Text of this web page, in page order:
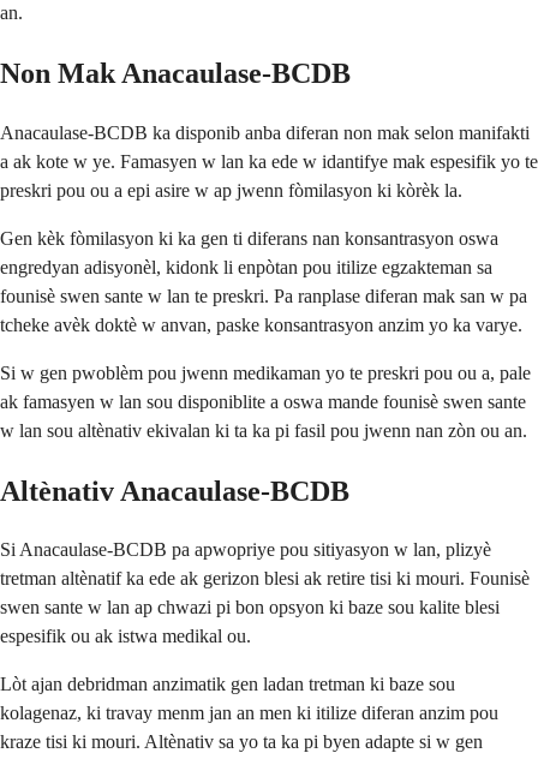
an.
Non Mak Anacaulase-BCDB
Anacaulase-BCDB ka disponib anba diferan non mak selon manifakti
a ak kote w ye. Famasyen w lan ka ede w idantifye mak espesifik yo te
preskri pou ou a epi asire w ap jwenn fòmilasyon ki kòrèk la.
Gen kèk fòmilasyon ki ka gen ti diferans nan konsantrasyon oswa
engredyan adisyonèl, kidonk li enpòtan pou itilize egzakteman sa
founisè swen sante w lan te preskri. Pa ranplase diferan mak san w pa
tcheke avèk doktè w anvan, paske konsantrasyon anzim yo ka varye.
Si w gen pwoblèm pou jwenn medikaman yo te preskri pou ou a, pale
ak famasyen w lan sou disponiblite a oswa mande founisè swen sante
w lan sou altènativ ekivalan ki ta ka pi fasil pou jwenn nan zòn ou an.
Altènativ Anacaulase-BCDB
Si Anacaulase-BCDB pa apwopriye pou sitiyasyon w lan, plizyè
tretman altènatif ka ede ak gerizon blesi ak retire tisi ki mouri. Founisè
swen sante w lan ap chwazi pi bon opsyon ki baze sou kalite blesi
espesifik ou ak istwa medikal ou.
Lòt ajan debridman anzimatik gen ladan tretman ki baze sou
kolagenaz, ki travay menm jan an men ki itilize diferan anzim pou
kraze tisi ki mouri. Altènativ sa yo ta ka pi byen adapte si w gen